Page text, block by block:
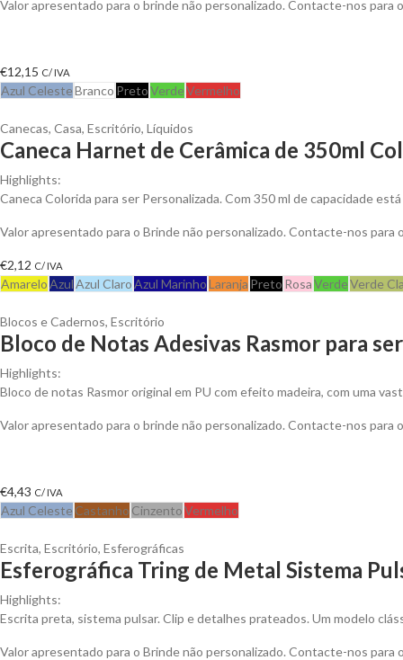
Valor apresentado para o brinde não personalizado. Contacte-nos
€12,15 C/ IVA
Azul CelesteBranco PretoVerdeVermelho
Canecas, Casa, Escritório, Líquidos
Caneca Harnet de Cerâmica de 350ml
Highlights:
Caneca Colorida para ser Personalizada. Com 350 ml de capacidade
Valor apresentado para o Brinde não personalizado. Contacte-nos
€2,12 C/ IVA
AmareloAzulAzul ClaroAzul MarinhoLaranja Preto RosaVerdeVerde
Blocos e Cadernos, Escritório
Bloco de Notas Adesivas Rasmor para
Highlights:
Bloco de notas Rasmor original em PU com efeito madeira, com uma
Valor apresentado para o brinde não personalizado. Contacte-nos
€4,43 C/ IVA
Azul Celeste Castanho CinzentoVermelho
Escrita, Escritório, Esferográficas
Esferográfica Tring de Metal Sistema
Highlights:
Escrita preta, sistema pulsar. Clip e detalhes prateados. Um modelo
Valor apresentado para o Brinde não personalizado. Contacte-nos